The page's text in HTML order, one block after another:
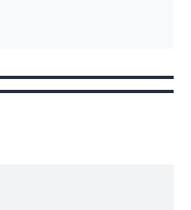
2026 AUG 06